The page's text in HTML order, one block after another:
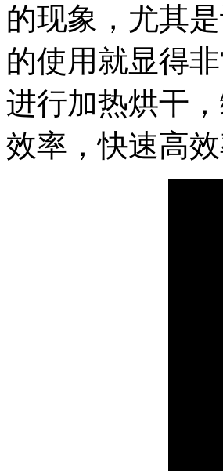
的现象，尤其
的使用就显得
进行加热烘干
效率，快速高